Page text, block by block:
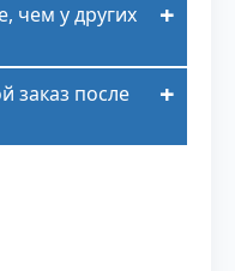
чем у других
заказ после